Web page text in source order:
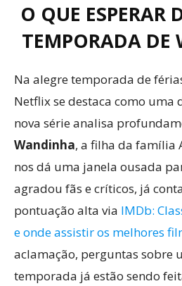
O QUE ESPERAR
TEMPORADA DE
Na alegre temporada de
Netflix se destaca como uma
nova série analisa
Wandinha, a filha da família
nos dá uma janela ousada
agradou fãs e críticos, já
pontuação alta via IMDb:
e onde assistir os melhores
aclamação, perguntas sobre
temporada já estão sendo